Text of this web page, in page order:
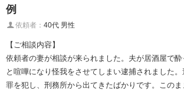
例
依頼者： 40代 男性
【ご相談内容】
依頼者の妻が相談が来られました。夫が居酒屋で
と喧嘩になり怪我をさせてしまい逮捕されました
罪を犯し、刑務所から出てきたばかりです。この